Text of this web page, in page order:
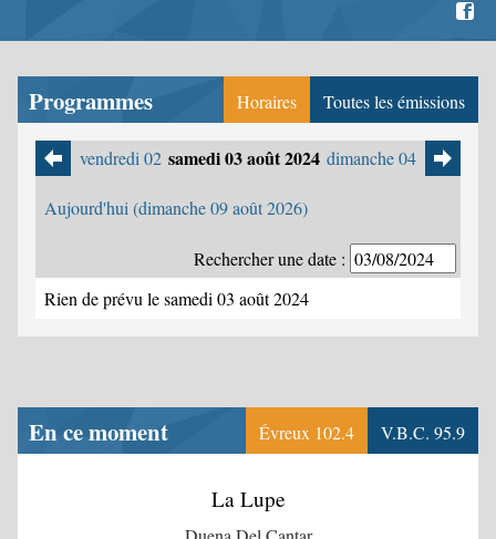
Programmes Horaires Toutes les émissions
vendredi 02 dimanche 04
samedi 03 août 2024
Aujourd'hui (dimanche 09 août 2026)
Rechercher une date :
Rien de prévu le samedi 03 août 2024
En ce moment Évreux 102.4 V.B.C. 95.9
La Lupe